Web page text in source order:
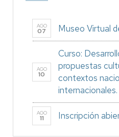
AGO
07 Museo Virtual
AGO
10
Curso:
propuestas
contextos
internacionales.
AGO
11 Inscripción